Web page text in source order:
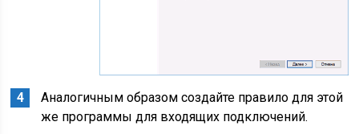
Аналогичным образом создайте правило для этой
же программы для входящих подключений.